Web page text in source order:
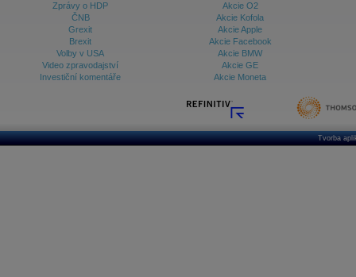
Zprávy o HDP
ČNB
Grexit
Brexit
Volby v USA
Video zpravodajství
Investiční komentáře
Akcie O2
Akcie Kofola
Akcie Apple
Akcie Facebook
Akcie BMW
Akcie GE
Akcie Moneta
Tvorba